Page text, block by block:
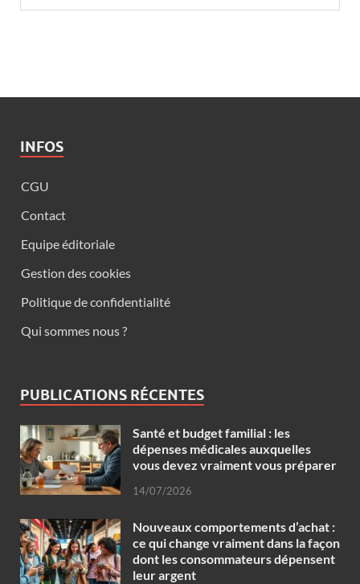
INFOS
CGU
Contact
Equipe éditoriale
Gestion des cookies
Politique de confidentialité
Qui sommes nous ?
PUBLICATIONS RÉCENTES
Santé et budget familial : les
dépenses médicales auxquelles
vous devez vraiment vous préparer
14/07/2026
Nouveaux comportements d’achat :
ce qui change vraiment dans la façon
dont les consommateurs dépensent
leur argent